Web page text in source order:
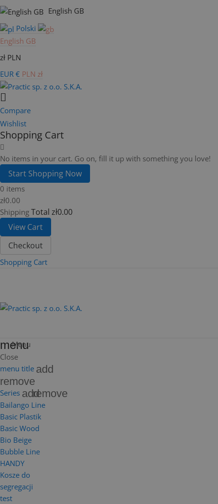
English GB
Polski
English GB
zł PLN
EUR € PLN zł
Compare
Wishlist
Shopping Cart
No items in your cart. Go on, fill it up with something you love!
Start Shopping Now
0 items
zł0.00
Shipping Total zł0.00
View Cart
Checkout
Shopping Cart
menu
Menu
Close
menu title add
remove
Series addremove
Bailango Line
Basic Plastik
Basic Wood
Bio Beige
Bubble Line
HANDY
Kosze do
segregacji
test